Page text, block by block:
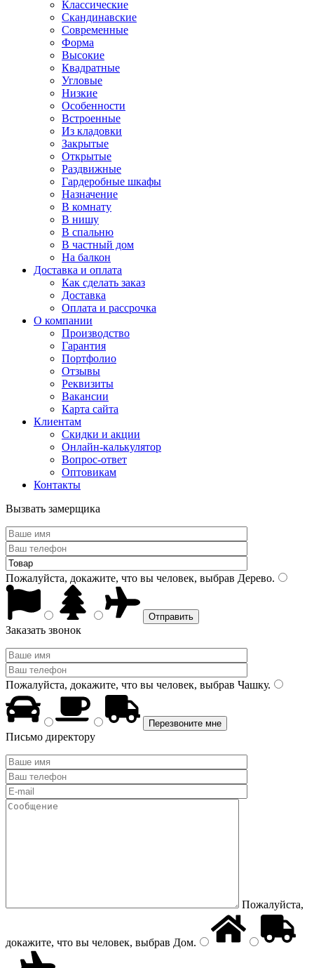
Классические
Скандинавские
Современные
Форма
Высокие
Квадратные
Угловые
Низкие
Особенности
Встроенные
Из кладовки
Закрытые
Открытые
Раздвижные
Гардеробные шкафы
Назначение
В комнату
В нишу
В спальню
В частный дом
На балкон
Доставка и оплата
Как сделать заказ
Доставка
Оплата и рассрочка
О компании
Производство
Гарантия
Портфолио
Отзывы
Реквизиты
Вакансии
Карта сайта
Клиентам
Скидки и акции
Онлайн-калькулятор
Вопрос-ответ
Оптовикам
Контакты
Вызвать замерщика
Пожалуйста, докажите, что вы человек, выбрав Дерево.
Заказать звонок
Пожалуйста, докажите, что вы человек, выбрав Чашку.
Письмо директору
Пожалуйста,
докажите, что вы человек, выбрав Дом.